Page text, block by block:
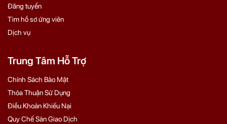
Đăng tuyển
Tìm hồ sơ ứng viên
Dịch vụ
Trung Tâm Hỗ Trợ
Chính Sách Bảo Mật
Thỏa Thuận Sử Dụng
Điều Khoản Khiếu Nại
Quy Chế Sàn Giao Dịch